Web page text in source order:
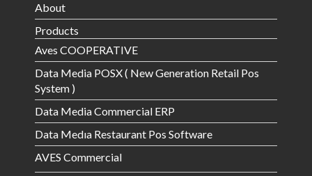
About
Products
Aves COOPERATIVE
Data Media POSX ( New Generation Retail Pos
System )
Data Media Commercial ERP
Data Medıa Restaurant Pos Software
AVES Commercial